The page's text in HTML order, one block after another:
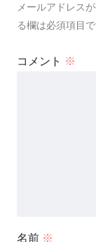
メールアドレス
る欄は必須項目
コメント ※
名前 ※